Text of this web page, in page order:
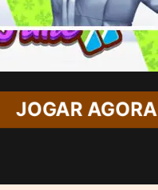
JOGAR AGORA